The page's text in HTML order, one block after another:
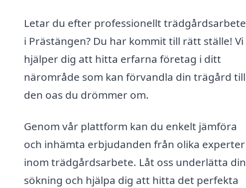
Letar du efter professionellt trädgårdsarbete
i Prästängen? Du har kommit till rätt ställe! Vi
hjälper dig att hitta erfarna företag i ditt
närområde som kan förvandla din trägård till
den oas du drömmer om.
Genom vår plattform kan du enkelt jämföra
och inhämta erbjudanden från olika experter
inom trädgårdsarbete. Låt oss underlätta din
sökning och hjälpa dig att hitta det perfekta